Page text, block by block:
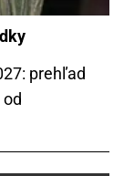
prehľad